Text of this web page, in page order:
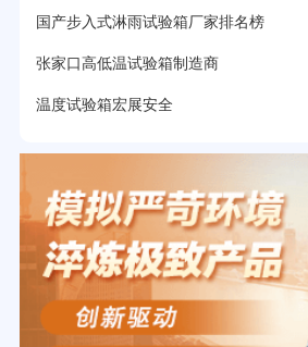
国产步入式淋雨试验箱厂家排名榜
张家口高低温试验箱制造商
温度试验箱宏展安全